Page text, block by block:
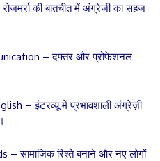
की बातचीत में अंग्रेज़ी का सहज
– दफ्तर और प्रोफेशनल
– इंटरव्यू में प्रभावशाली अंग्रेज़ी
सामाजिक रिश्ते बनाने और नए लोगों